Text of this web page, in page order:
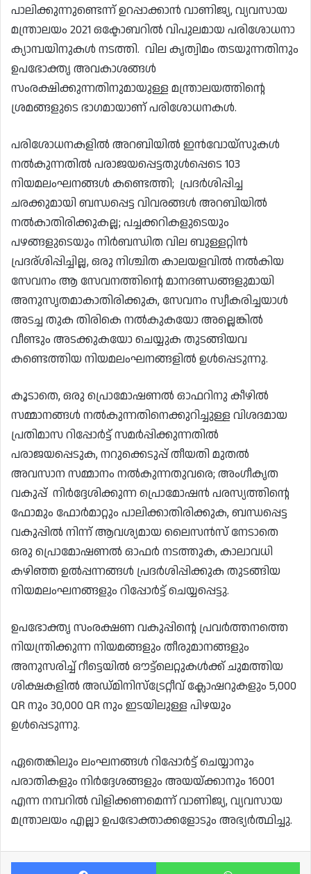
പാലിക്കുന്നുണ്ടെന്ന് ഉറപ്പാക്കാൻ വാണിജ്യ, വ്യവസായ
മന്ത്രാലയം 2021 ഒക്ടോബറിൽ വിപുലമായ പരിശോധനാ
ക്യാമ്പയിനുകൾ നടത്തി. വില കൃത്വിമം തടയുന്നതിനും
ഉപഭോക്തൃ അവകാശങ്ങൾ
സംരക്ഷിക്കുന്നതിനുമായുള്ള മന്ത്രാലയത്തിന്റെ
ശ്രമങ്ങളുടെ ഭാഗമായാണ് പരിശോധനകൾ.
പരിശോധനകളിൽ അറബിയിൽ ഇൻവോയ്‌സുകൾ
നൽകുന്നതിൽ പരാജയപ്പെട്ടതുൾപ്പെടെ 103
നിയമലംഘനങ്ങൾ കണ്ടെത്തി; പ്രദർശിപ്പിച്ച
ചരക്കുമായി ബന്ധപ്പെട്ട വിവരങ്ങൾ അറബിയിൽ
നൽകാതിരിക്കുകല്ല; പച്ചക്കറികളുടെയും
പഴങ്ങളുടെയും നിർബന്ധിത വില ബുള്ളറ്റിൻ
പ്രദര്ശിപ്പിച്ചില്ല, ഒരു നിശ്ചിത കാലയളവിൽ നൽകിയ
സേവനം ആ സേവനത്തിന്റെ മാനദണ്ഡങ്ങളുമായി
അനുസൃതമാകാതിരിക്കുക, സേവനം സ്വീകരിച്ചയാൾ
അടച്ച തുക തിരികെ നൽകുകയോ അല്ലെങ്കിൽ
വീണ്ടും അടക്കുകയോ ചെയ്യുക തുടങ്ങിയവ
കണ്ടെത്തിയ നിയമലംഘനങ്ങളിൽ ഉൾപ്പെടുന്നു.
കൂടാതെ, ഒരു പ്രൊമോഷണൽ ഓഫറിനു കീഴിൽ
സമ്മാനങ്ങൾ നൽകുന്നതിനെക്കുറിച്ചുള്ള വിശദമായ
പ്രതിമാസ റിപ്പോർട്ട് സമർപ്പിക്കുന്നതിൽ
പരാജയപ്പെടുക, നറുക്കെടുപ്പ് തീയതി മുതൽ
അവസാന സമ്മാനം നൽകുന്നതുവരെ; അംഗീകൃത
വകുപ്പ് നിർദ്ദേശിക്കുന്ന പ്രൊമോഷൻ പരസ്യത്തിന്റെ
ഫോമും ഫോർമാറ്റും പാലിക്കാതിരിക്കുക, ബന്ധപ്പെട്ട
വകുപ്പിൽ നിന്ന് ആവശ്യമായ ലൈസൻസ് നേടാതെ
ഒരു പ്രൊമോഷണൽ ഓഫർ നടത്തുക, കാലാവധി
കഴിഞ്ഞ ഉൽപ്പന്നങ്ങൾ പ്രദർശിപ്പിക്കുക തുടങ്ങിയ
നിയമലംഘനങ്ങളും റിപ്പോർട്ട് ചെയ്യപ്പെട്ടു.
ഉപഭോക്തൃ സംരക്ഷണ വകുപ്പിന്റെ പ്രവർത്തനത്തെ
നിയന്ത്രിക്കുന്ന നിയമങ്ങളും തീരുമാനങ്ങളും
അനുസരിച്ച് റീട്ടെയിൽ ഔട്ട്‌ലെറ്റുകൾക്ക് ചുമത്തിയ
ശിക്ഷകളിൽ അഡ്മിനിസ്ട്രേറ്റീവ് ക്ലോഷറുകളും 5,000
QR നും 30,000 QR നും ഇടയിലുള്ള പിഴയും
ഉൾപ്പെടുന്നു.
ഏതെങ്കിലും ലംഘനങ്ങൾ റിപ്പോർട്ട് ചെയ്യാനും
പരാതികളും നിർദ്ദേശങ്ങളും അയയ്ക്കാനും 16001
എന്ന നമ്പറിൽ വിളിക്കണമെന്ന് വാണിജ്യ, വ്യവസായ
മന്ത്രാലയം എല്ലാ ഉപഭോക്താക്കളോടും അഭ്യർത്ഥിച്ചു.
Facebook